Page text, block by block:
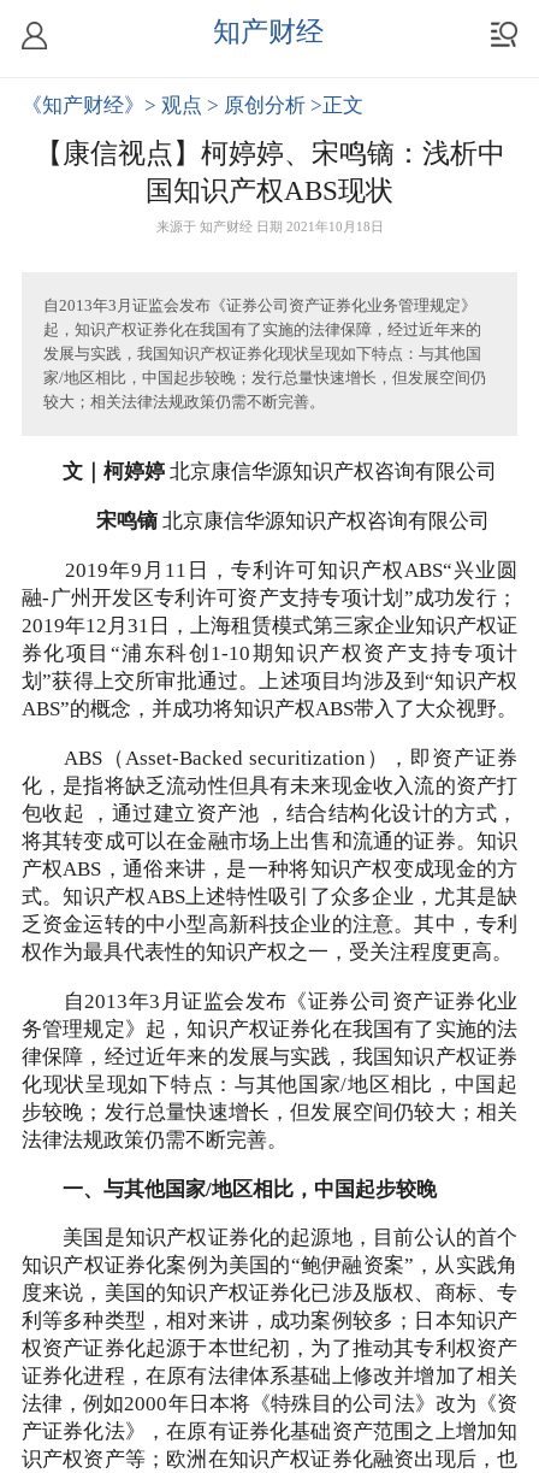
知产财经
《知产财经》 > 观点 > 原创分析 >正文
【康信视点】柯婷婷、宋鸣镝：浅析中
国知识产权ABS现状
来源于 知产财经 日期 2021年10月18日
自2013年3月证监会发布《证券公司资产证券化业务管理规定》
起，知识产权证券化在我国有了实施的法律保障，经过近年来的
发展与实践，我国知识产权证券化现状呈现如下特点：与其他国
家/地区相比，中国起步较晚；发行总量快速增长，但发展空间仍
较大；相关法律法规政策仍需不断完善。
文｜柯婷婷北京康信华源知识产权咨询有限公司
宋鸣镝北京康信华源知识产权咨询有限公司
2019年9月11日，专利许可知识产权ABS“兴业圆
融-广州开发区专利许可资产支持专项计划”成功发行；
2019年12月31日，上海租赁模式第三家企业知识产权证
券化项目“浦东科创1-10期知识产权资产支持专项计
划”获得上交所审批通过。上述项目均涉及到“知识产权
ABS”的概念，并成功将知识产权ABS带入了大众视野。
ABS（Asset-Backed securitization），即资产证券
化，是指将缺乏流动性但具有未来现金收入流的资产打
包收起 ，通过建立资产池 ，结合结构化设计的方式，
将其转变成可以在金融市场上出售和流通的证券。知识
产权ABS，通俗来讲，是一种将知识产权变成现金的方
式。知识产权ABS上述特性吸引了众多企业，尤其是缺
乏资金运转的中小型高新科技企业的注意。其中，专利
权作为最具代表性的知识产权之一，受关注程度更高。
自2013年3月证监会发布《证券公司资产证券化业
务管理规定》起，知识产权证券化在我国有了实施的法
律保障，经过近年来的发展与实践，我国知识产权证券
化现状呈现如下特点：与其他国家/地区相比，中国起
步较晚；发行总量快速增长，但发展空间仍较大；相关
法律法规政策仍需不断完善。
一、与其他国家/地区相比，中国起步较晚
美国是知识产权证券化的起源地，目前公认的首个
知识产权证券化案例为美国的“鲍伊融资案”，从实践角
度来说，美国的知识产权证券化已涉及版权、商标、专
利等多种类型，相对来讲，成功案例较多；日本知识产
权资产证券化起源于本世纪初，为了推动其专利权资产
证券化进程，在原有法律体系基础上修改并增加了相关
法律，例如2000年日本将《特殊目的公司法》改为《资
产证券化法》，在原有证券化基础资产范围之上增加知
识产权资产等；欧洲在知识产权证券化融资出现后，也